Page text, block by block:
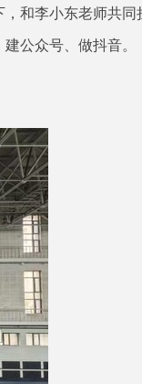
和李小东老师共同
公众号、做抖音。